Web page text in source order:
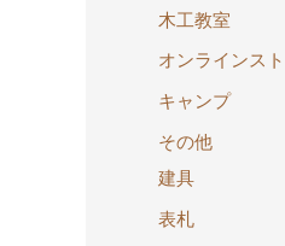
木工教室
オンラインス
キャンプ
その他
建具
表札